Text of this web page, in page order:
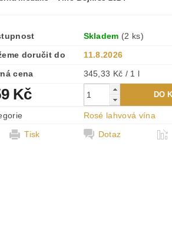
Skladem (2 ks)
doručit do
11.8.2026
cena
345,33 Kč / 1 l
Kč
Rosé lahvová vína
Tisk
Dotaz